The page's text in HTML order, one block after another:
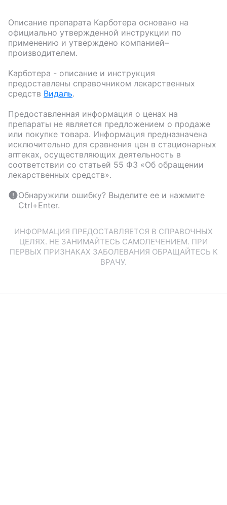
Описание препарата Карботера основано на
официально утвержденной инструкции по
применению и утверждено компанией–
производителем.
Карботера - описание и инструкция
предоставлены справочником лекарственных
средств Видаль.
Предоставленная информация о ценах на
препараты не является предложением о продаже
или покупке товара. Информация предназначена
исключительно для сравнения цен в стационарных
аптеках, осуществляющих деятельность в
соответствии со статьей 55 ФЗ «Об обращении
лекарственных средств».
Обнаружили ошибку? Выделите ее и нажмите
Ctrl+Enter.
ИНФОРМАЦИЯ ПРЕДОСТАВЛЯЕТСЯ В СПРАВОЧНЫХ
ЦЕЛЯХ. НЕ ЗАНИМАЙТЕСЬ САМОЛЕЧЕНИЕМ. ПРИ
ПЕРВЫХ ПРИЗНАКАХ ЗАБОЛЕВАНИЯ ОБРАЩАЙТЕСЬ К
ВРАЧУ.